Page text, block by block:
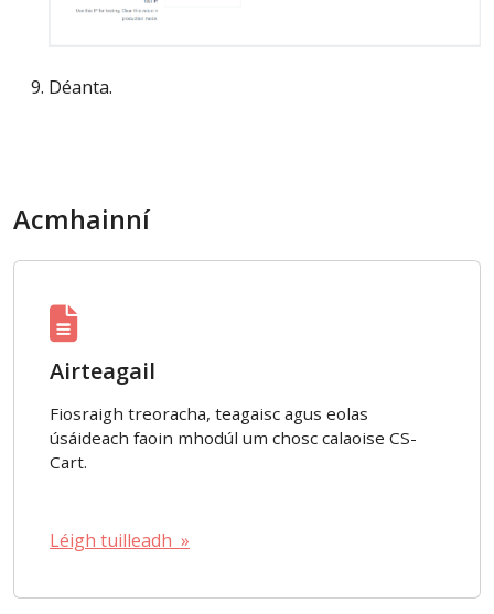
Déanta.
Acmhainní
Airteagail
Fiosraigh treoracha, teagaisc agus eolas
úsáideach faoin mhodúl um chosc calaoise CS-
Cart.
Léigh tuilleadh »